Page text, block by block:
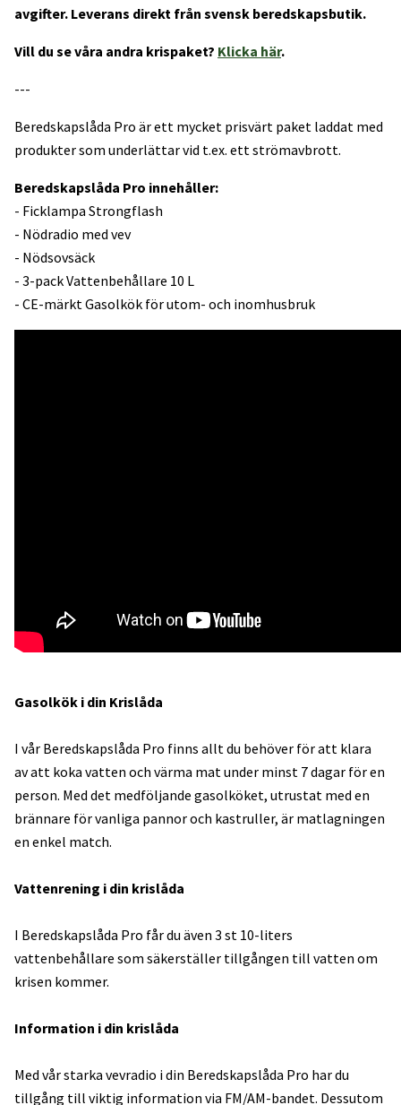
avgifter. Leverans direkt från svensk beredskapsbutik.
Vill du se våra andra krispaket? Klicka här.
---
Beredskapslåda Pro är ett mycket prisvärt paket laddat med
produkter som underlättar vid t.ex. ett strömavbrott.
Beredskapslåda Pro innehåller:
- Ficklampa Strongflash
- Nödradio med vev
- Nödsovsäck
- 3-pack Vattenbehållare 10 L
- CE-märkt Gasolkök för utom- och inomhusbruk
Gasolkök i din Krislåda
I vår Beredskapslåda Pro finns allt du behöver för att klara
av att koka vatten och värma mat under minst 7 dagar för en
person. Med det medföljande gasolköket, utrustat med en
brännare för vanliga pannor och kastruller, är matlagningen
en enkel match.
Vattenrening i din krislåda
I Beredskapslåda Pro får du även 3 st 10-liters
vattenbehållare som säkerställer tillgången till vatten om
krisen kommer.
Information i din krislåda
Med vår starka vevradio i din Beredskapslåda Pro har du
tillgång till viktig information via FM/AM-bandet. Dessutom